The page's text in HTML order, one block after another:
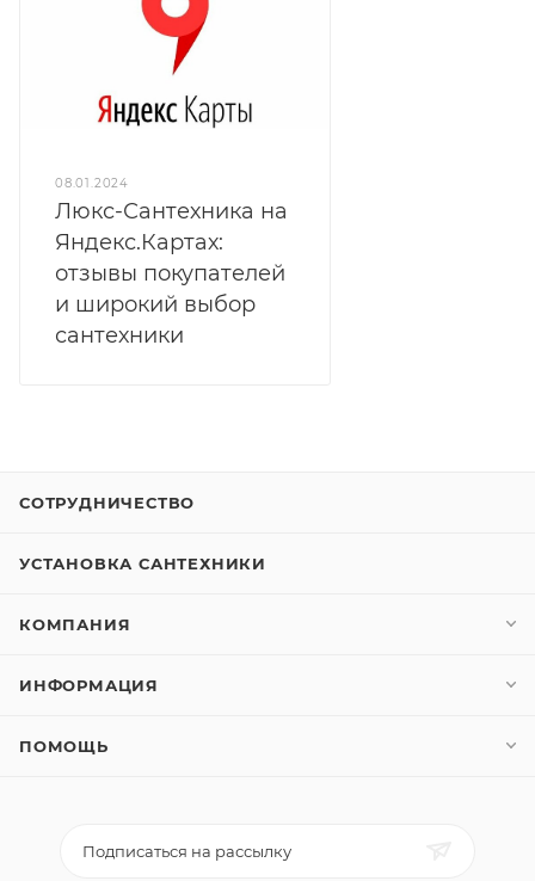
08.01.2024
Люкс-Сантехника на
Яндекс.Картах:
отзывы покупателей
и широкий выбор
сантехники
СОТРУДНИЧЕСТВО
УСТАНОВКА САНТЕХНИКИ
КОМПАНИЯ
ИНФОРМАЦИЯ
ПОМОЩЬ
Подписаться на рассылку